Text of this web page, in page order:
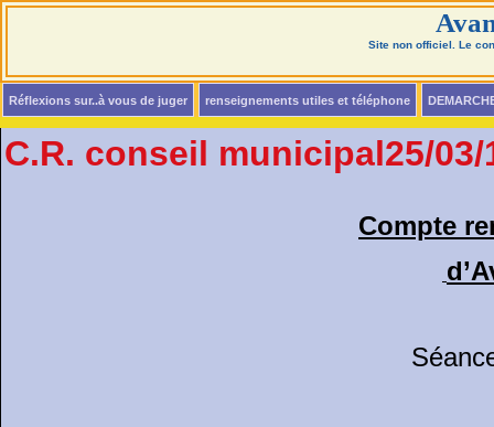
Site non officiel. Le
Réflexions sur..à vous de juger renseignements utiles et téléphone
C.R. conseil municipal25/03/
Compte